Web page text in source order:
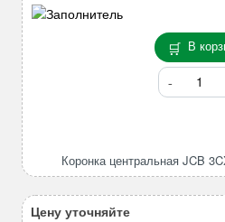
В
Количество
товара
3CX,
Коронка центральная JCB
Цену уточняйте